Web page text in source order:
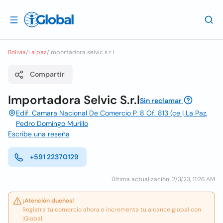
Bolivia/La paz/Importadora selvic s r l
Compartir
Importadora Selvic S.r.lSin reclamar
Edif. Camara Nacional De Comercio P. 8 Of. 813 (ce | La Paz,
Pedro Domingo Murillo
Escribe una reseña
+591 22370129
Última actualización: 2/3/23, 11:26 AM
¡Atención dueños!
Registra tu comercio ahora e incrementa tu alcance global con
iGlobal.